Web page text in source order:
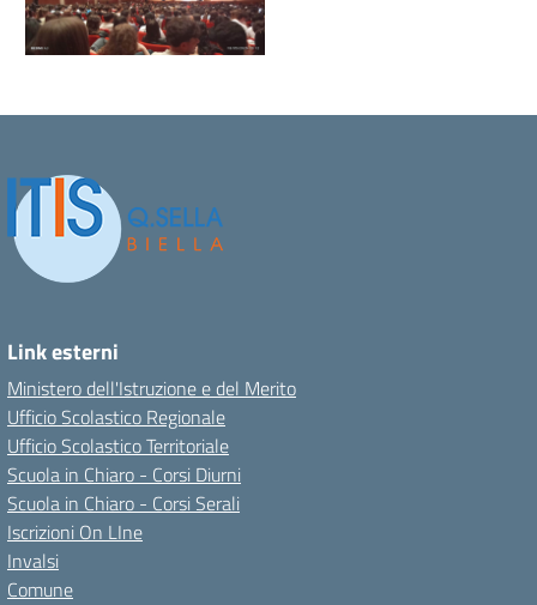
Link esterni
Ministero dell'Istruzione e del Merito
Ufficio Scolastico Regionale
Ufficio Scolastico Territoriale
Scuola in Chiaro - Corsi Diurni
Scuola in Chiaro - Corsi Serali
Iscrizioni On LIne
Invalsi
Comune